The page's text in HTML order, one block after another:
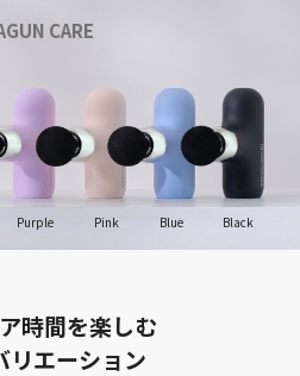
CARE
Purple Pink Blue Black
時間を楽しむ
リエーション